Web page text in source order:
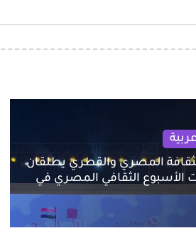
المصري والقطري يطلقان
الأسبوع الثقافي المصري في